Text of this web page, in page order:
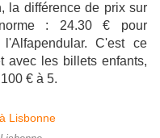
la différence de prix sur
: 24.30 € pour
C'est ce
avec les billets enfants,
€ à 5.